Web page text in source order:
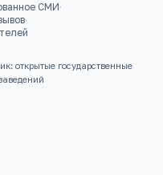
СМИ·
·
открытые государственные